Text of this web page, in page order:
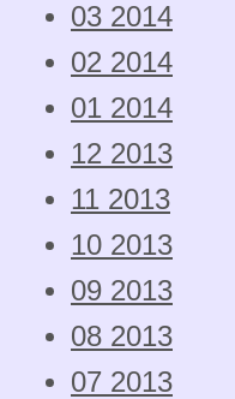
03 2014
02 2014
01 2014
12 2013
11 2013
10 2013
09 2013
08 2013
07 2013